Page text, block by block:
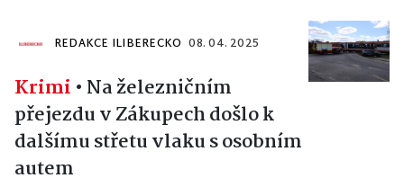
REDAKCE ILIBERECKO 08. 04. 2025
Krimi • Na železničním
přejezdu v Zákupech došlo k
dalšímu střetu vlaku s osobním
autem